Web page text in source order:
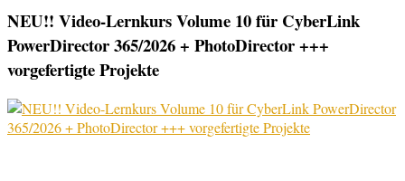
NEU!! Video-Lernkurs Volume 10 für CyberLink
PowerDirector 365/2026 + PhotoDirector +++
vorgefertigte Projekte